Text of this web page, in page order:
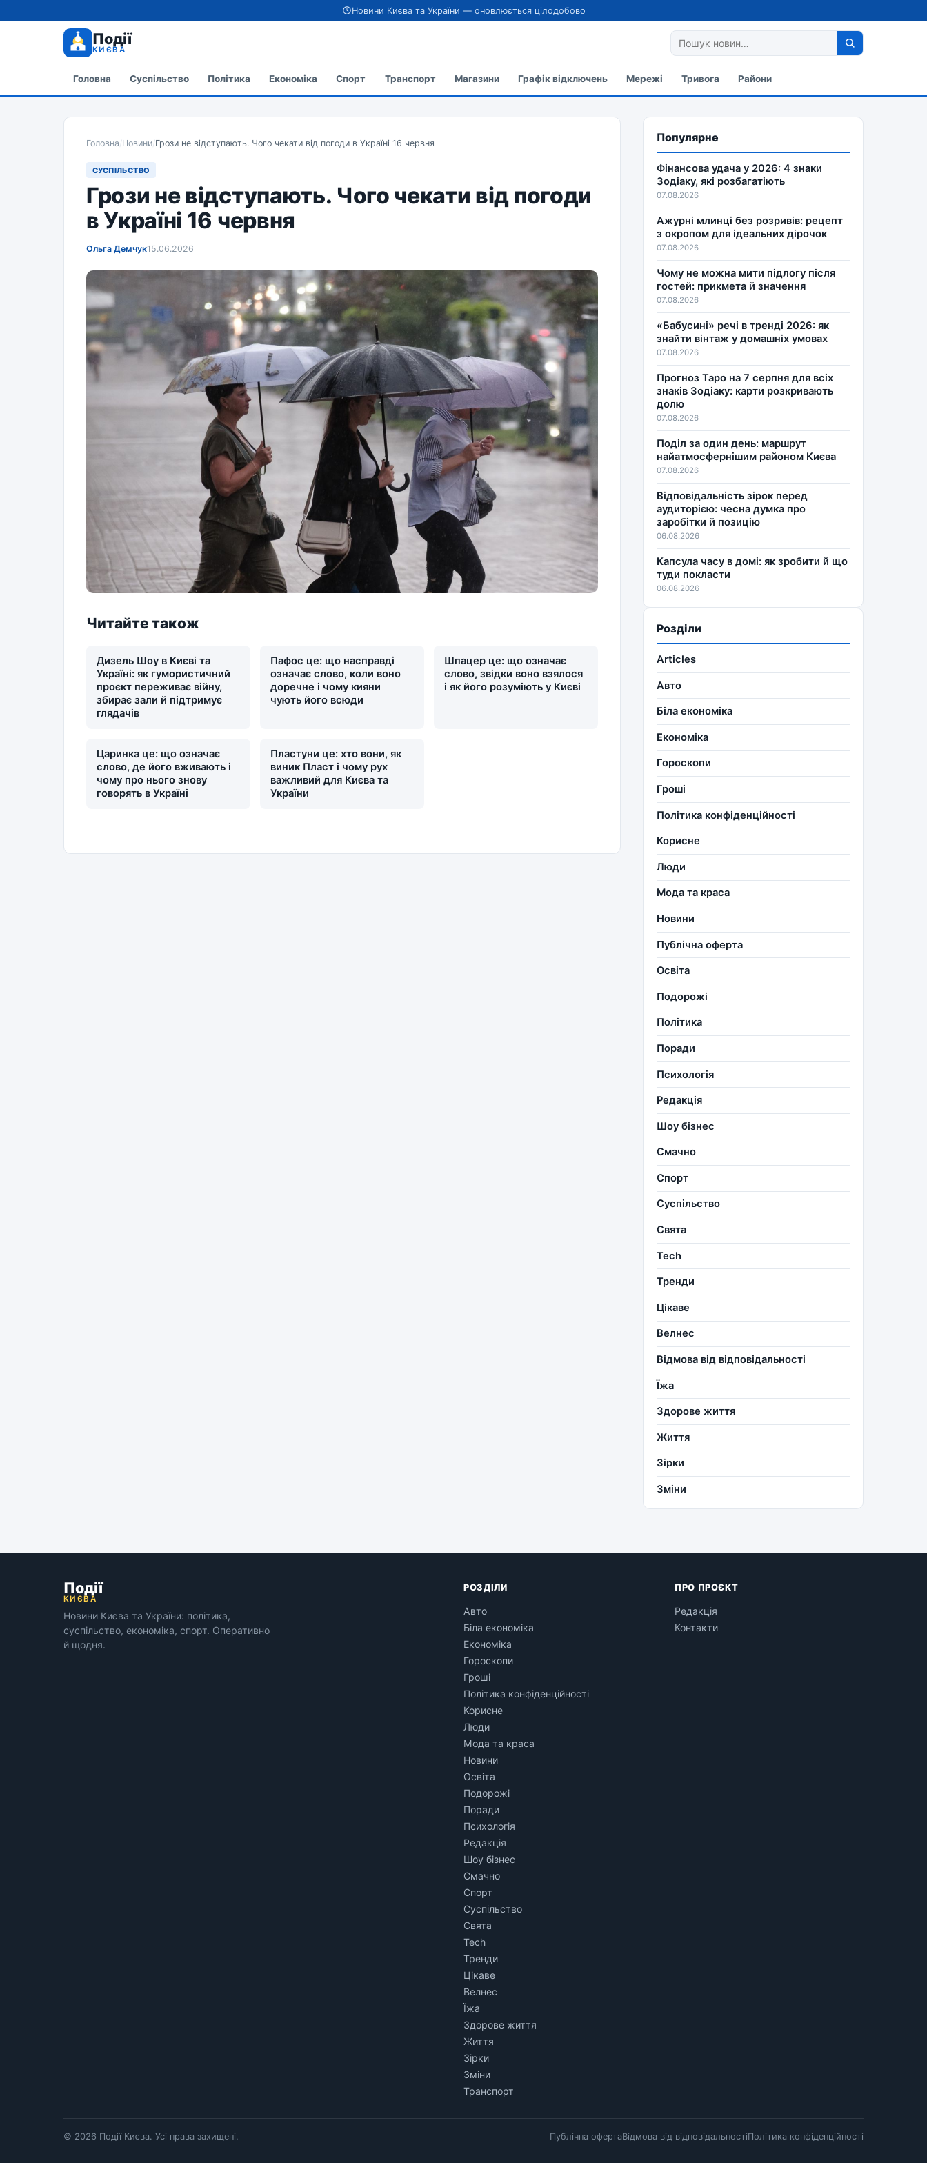
Новини Києва та України — оновлюється цілодобово
Події
КИЄВА
Головна Суспільство Політика Економіка Спорт Транспорт Магазини Графік відключень Мережі Тривога Райони
Головна/Новини/Грози не відступають. Чого чекати від погоди в Україні 16 червня
СУСПІЛЬСТВО
Грози не відступають. Чого чекати від погоди
в Україні 16 червня
Ольга Демчук15.06.2026
Читайте також
Дизель Шоу в Києві та
Україні: як гумористичний
проєкт переживає війну,
збирає зали й підтримує
глядачів
Пафос це: що насправді
означає слово, коли воно
доречне і чому кияни
чують його всюди
Шпацер це: що означає
слово, звідки воно взялося
і як його розуміють у Києві
Царинка це: що означає
слово, де його вживають і
чому про нього знову
говорять в Україні
Пластуни це: хто вони, як
виник Пласт і чому рух
важливий для Києва та
України
Популярне
Фінансова удача у 2026: 4 знаки
Зодіаку, які розбагатіють
07.08.2026
Ажурні млинці без розривів: рецепт
з окропом для ідеальних дірочок
07.08.2026
Чому не можна мити підлогу після
гостей: прикмета й значення
07.08.2026
«Бабусині» речі в тренді 2026: як
знайти вінтаж у домашніх умовах
07.08.2026
Прогноз Таро на 7 серпня для всіх
знаків Зодіаку: карти розкривають
долю
07.08.2026
Поділ за один день: маршрут
найатмосфернішим районом Києва
07.08.2026
Відповідальність зірок перед
аудиторією: чесна думка про
заробітки й позицію
06.08.2026
Капсула часу в домі: як зробити й що
туди покласти
06.08.2026
Розділи
Articles
Авто
Біла економіка
Економіка
Гороскопи
Гроші
Політика конфіденційності
Корисне
Люди
Мода та краса
Новини
Публічна оферта
Освіта
Подорожі
Політика
Поради
Психологія
Редакція
Шоу бізнес
Смачно
Спорт
Суспільство
Свята
Tech
Тренди
Цікаве
Велнес
Відмова від відповідальності
Їжа
Здорове життя
Життя
Зірки
Зміни
Події
КИЄВА
Новини Києва та України: політика,
суспільство, економіка, спорт. Оперативно
й щодня.
РОЗДІЛИ
Авто
Біла економіка
Економіка
Гороскопи
Гроші
Політика конфіденційності
Корисне
Люди
Мода та краса
Новини
Освіта
Подорожі
Поради
Психологія
Редакція
Шоу бізнес
Смачно
Спорт
Суспільство
Свята
Tech
Тренди
Цікаве
Велнес
Їжа
Здорове життя
Життя
Зірки
Зміни
Транспорт
ПРО ПРОЄКТ
Редакція
Контакти
© 2026 Події Києва. Усі права захищені. Публічна офертаВідмова від відповідальностіПолітика конфіденційності